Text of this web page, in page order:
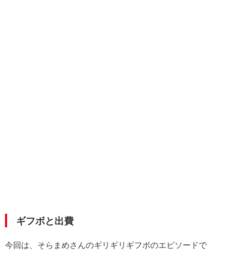
ギフボと出費
今回は、そらまめさんのギリギリギフボのエピソードで